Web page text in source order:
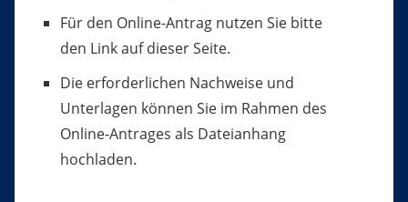
Für den Online-Antrag nutzen Sie bitte
den Link auf dieser Seite.
Die erforderlichen Nachweise und
Unterlagen können Sie im Rahmen des
Online-Antrages als Dateianhang
hochladen.